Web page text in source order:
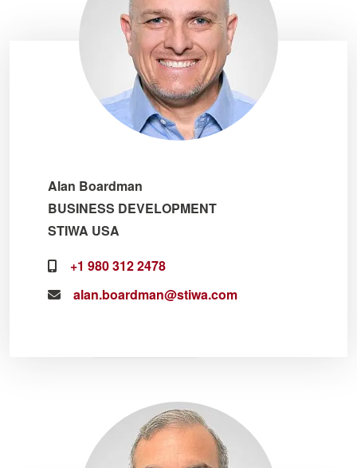
Alan Boardman
BUSINESS DEVELOPMENT
STIWA USA
+1 980 312 2478
alan.boardman@stiwa.com